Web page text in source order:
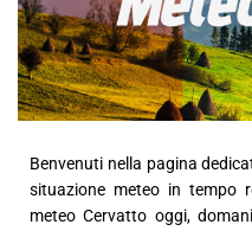
Benvenuti nella pagina
situazione meteo in tempo
meteo Cervatto oggi,